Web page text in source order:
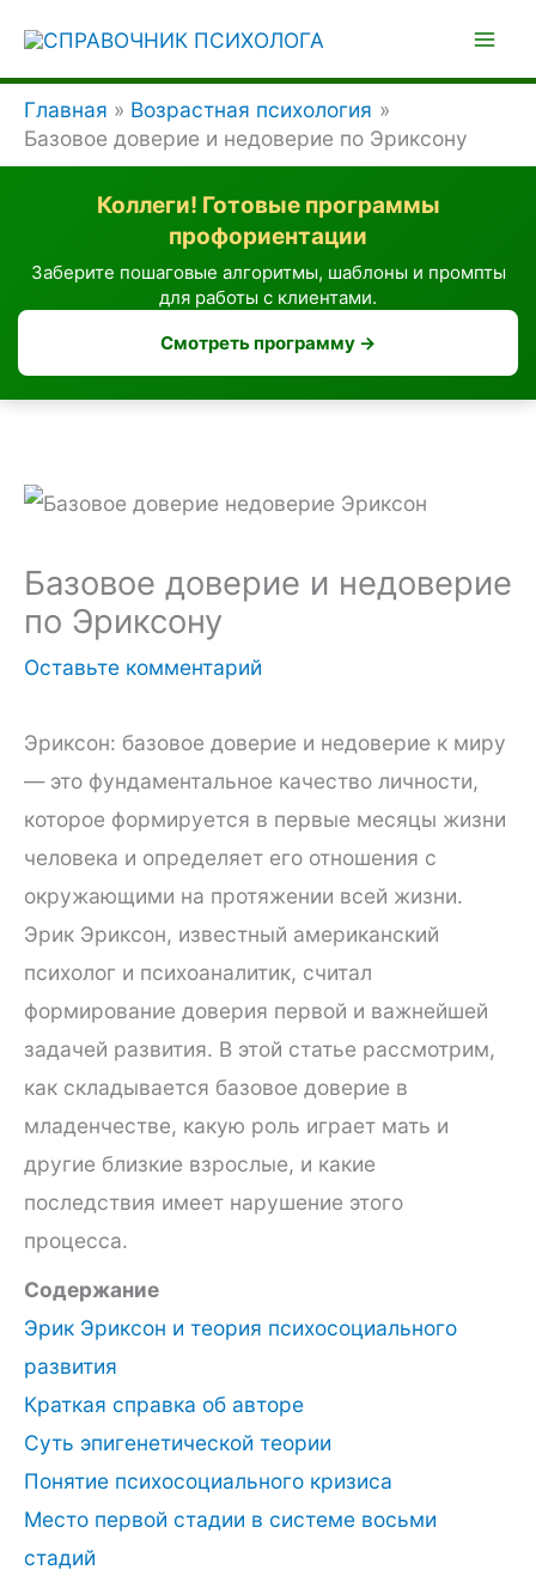
Главная
Возрастная психология
Базовое доверие и недоверие по Эриксону
Коллеги! Готовые программы
профориентации
Заберите пошаговые алгоритмы, шаблоны и промпты
для работы с клиентами.
Смотреть программу →
Базовое доверие и недоверие
по Эриксону
Оставьте комментарий
Эриксон: базовое доверие и недоверие к миру
— это фундаментальное качество личности,
которое формируется в первые месяцы жизни
человека и определяет его отношения с
окружающими на протяжении всей жизни.
Эрик Эриксон, известный американский
психолог и психоаналитик, считал
формирование доверия первой и важнейшей
задачей развития. В этой статье рассмотрим,
как складывается базовое доверие в
младенчестве, какую роль играет мать и
другие близкие взрослые, и какие
последствия имеет нарушение этого
процесса.
Содержание
Эрик Эриксон и теория психосоциального
развития
Краткая справка об авторе
Суть эпигенетической теории
Понятие психосоциального кризиса
Место первой стадии в системе восьми
стадий